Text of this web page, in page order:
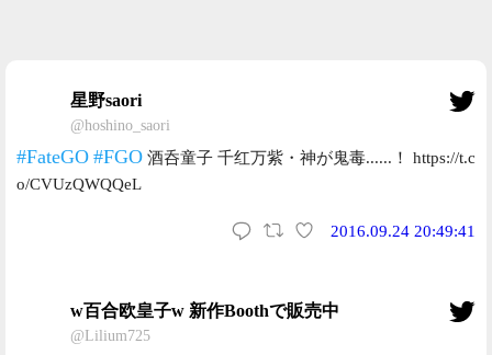
星野saori
@hoshino_saori
#FateGO #FGO 酒呑童子 千红万紫・神が鬼毒......！ https://t.c
o/CVUzQWQQeL
2016.09.24 20:49:41
w百合欧皇子w 新作Boothで販売中
@Lilium725